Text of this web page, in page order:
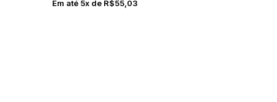
Em até 5x de R$55,03